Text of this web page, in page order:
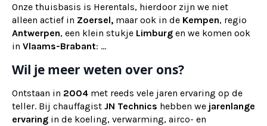
Onze thuisbasis is Herentals, hierdoor zijn we niet
alleen actief in Zoersel, maar ook in de Kempen, regio
Antwerpen, een klein stukje Limburg en we komen ook
in Vlaams-Brabant: ...
Wil je meer weten over ons?
Ontstaan in 2004 met reeds vele jaren ervaring op de
teller. Bij chauffagist JN Technics hebben we jarenlange
ervaring in de koeling, verwarming, airco- en